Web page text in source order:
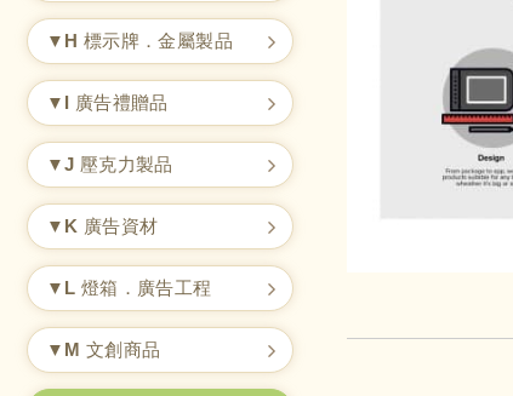
▼H 標示牌．金屬製品
▼I 廣告禮贈品
▼J 壓克力製品
▼K 廣告資材
▼L 燈箱．廣告工程
▼M 文創商品